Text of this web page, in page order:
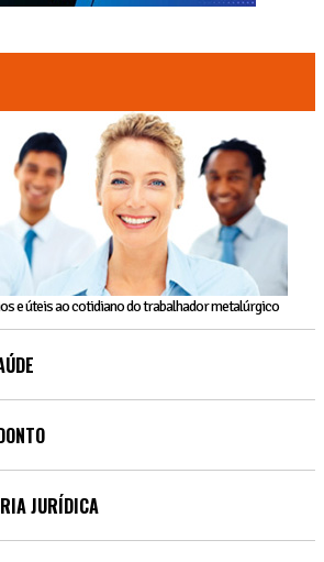
e úteis ao cotidiano do trabalhador metalúrgico
JURÍDICA